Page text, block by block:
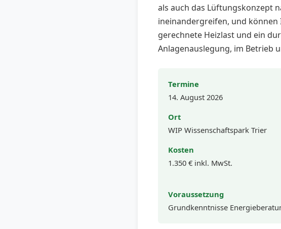
als auch das Lüftungskonzept
ineinandergreifen, und
gerechnete Heizlast und ein
Anlagenauslegung, im Betrieb
Termine
14. August 2026
Ort
WIP Wissenschaftspark Trier
Kosten
1.350 € inkl. MwSt.
Voraussetzung
Grundkenntnisse